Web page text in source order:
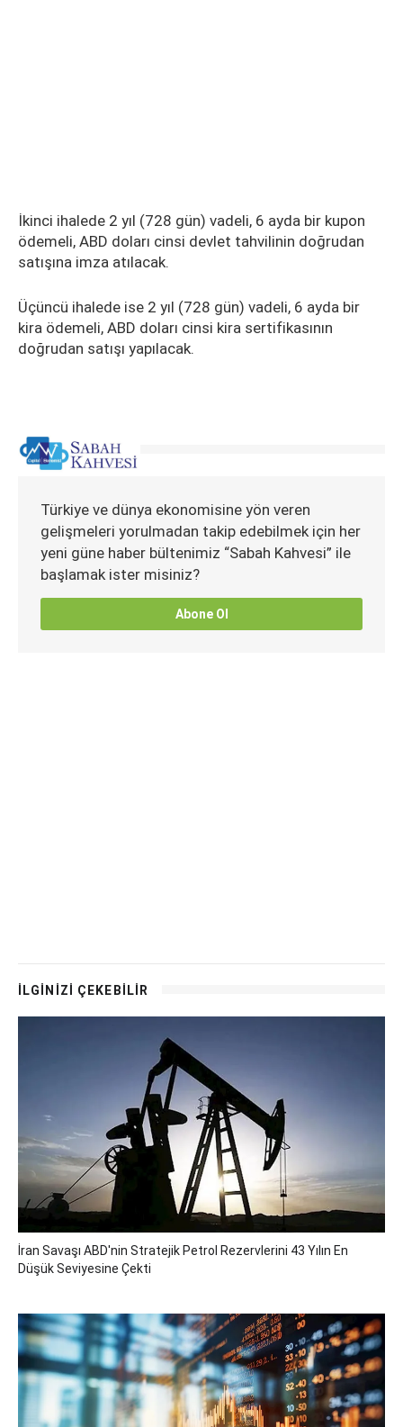
İkinci ihalede 2 yıl (728 gün) vadeli, 6 ayda bir kupon
ödemeli, ABD doları cinsi devlet tahvilinin doğrudan
satışına imza atılacak.
Üçüncü ihalede ise 2 yıl (728 gün) vadeli, 6 ayda bir
kira ödemeli, ABD doları cinsi kira sertifikasının
doğrudan satışı yapılacak.
Türkiye ve dünya ekonomisine yön veren
gelişmeleri yorulmadan takip edebilmek için her
yeni güne haber bültenimiz “Sabah Kahvesi” ile
başlamak ister misiniz?
Abone Ol
İLGİNİZİ ÇEKEBİLİR
İran Savaşı ABD'nin Stratejik Petrol Rezervlerini 43 Yılın En
Düşük Seviyesine Çekti